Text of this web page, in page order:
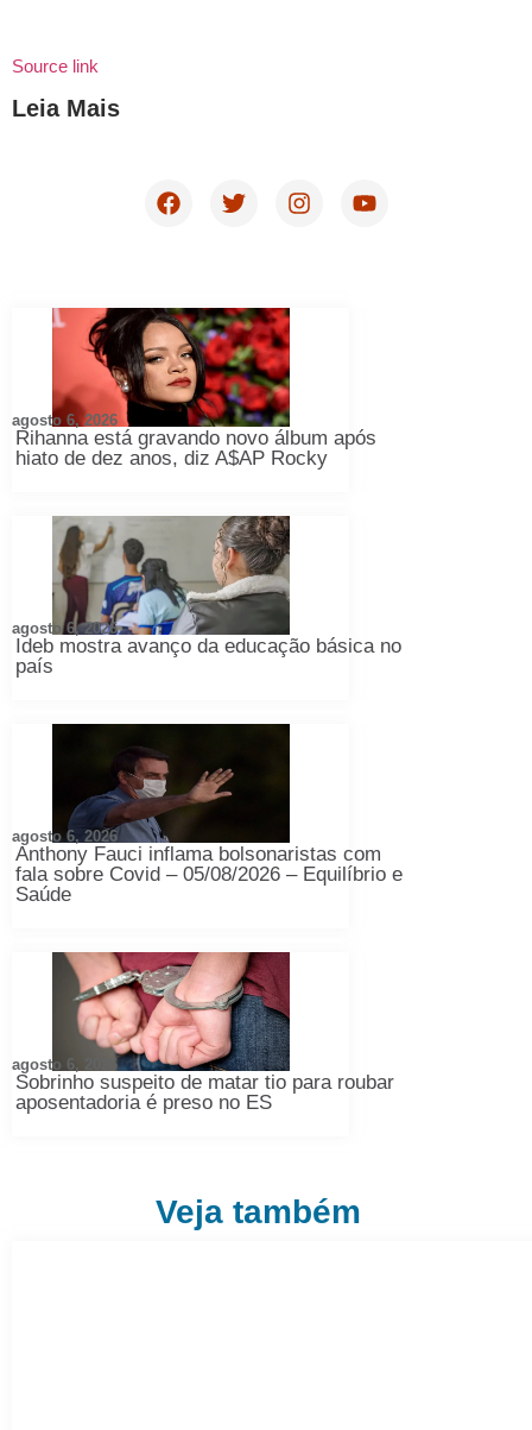
Source link
Leia Mais
Rihanna está gravando novo álbum após
hiato de dez anos, diz A$AP Rocky
agosto 6, 2026
Ideb mostra avanço da educação básica no
país
agosto 6, 2026
Anthony Fauci inflama bolsonaristas com
fala sobre Covid – 05/08/2026 – Equilíbrio e
Saúde
agosto 6, 2026
Sobrinho suspeito de matar tio para roubar
aposentadoria é preso no ES
agosto 6, 2026
Veja também